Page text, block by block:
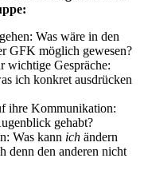
Was wäre in den
GFK möglich gewesen?
wichtige Gespräche:
ich konkret ausdrücken
ihre Kommunikation:
gehabt?
Was kann ich ändern
denn den anderen nicht